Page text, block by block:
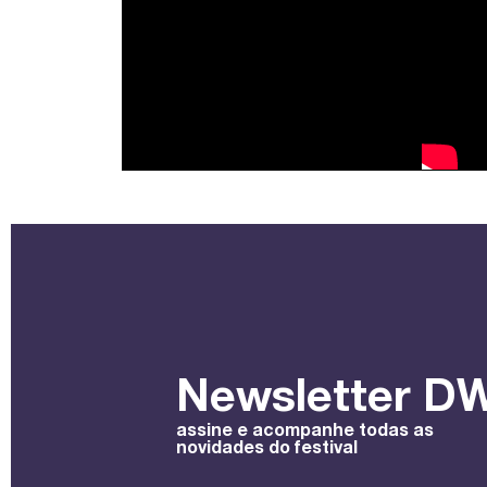
Newsletter
assine e acompanhe todas as
novidades do festival